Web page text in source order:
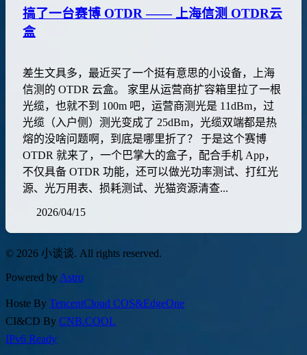
搞了一台赛博 OTDR —— 上海信测 OTDR云
盒
差生文具多，最近买了一个挺有意思的小设备，上海
信测的 OTDR 云盒。 家里从运营商扩容箱里拉了一根
光缆，也就不到 100m 吧，运营商测光是 11dBm，过
光缆（入户侧）测光变成了 25dBm，光缆双端都是热
熔的没啥问题啊，到底是哪里折了？ 于是这个赛博
OTDR 就来了，一个巴掌大的盒子，配合手机 App，
不仅具备 OTDR 功能，还可以做光功率测试、打红光
源、光万用表、损耗测试、光猫资源清查...
2026/04/15
© 2026 小谈谈. All rights reserved.
Powered by Astro
Hoste By TencentCloud COS&EdgeOne
CI&CD By CNB.COOL
IPv6 Ready